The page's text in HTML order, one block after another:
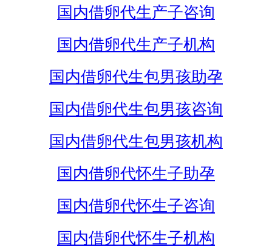
国内借卵代生产子咨询
国内借卵代生产子机构
国内借卵代生包男孩助孕
国内借卵代生包男孩咨询
国内借卵代生包男孩机构
国内借卵代怀生子助孕
国内借卵代怀生子咨询
国内借卵代怀生子机构